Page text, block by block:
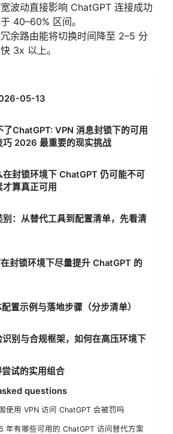
波动直接影响 ChatGPT 连接成功
40–60% 区间。
余路由能将切换时间降至 2–5 分
3x 以上。
05-13
ChatGPT: VPN 消息封锁下的可用
巧 2026 最重要的现实挑战
在封锁环境下 ChatGPT 仍可能不可
算真正可用
：从替代工具到配置清单，先看清
封锁环境下尽量提升 ChatGPT 的
置示例与落地步骤（分步清单）
别与合规框架，如何在高压环境下
试的实用组合
questions
使用 VPN 访问 ChatGPT 会被罚吗
年有哪些可用的 ChatGPT 访问替代方案